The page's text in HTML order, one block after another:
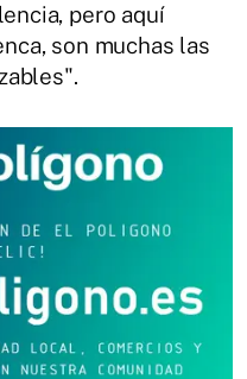
pero aquí
son muchas las